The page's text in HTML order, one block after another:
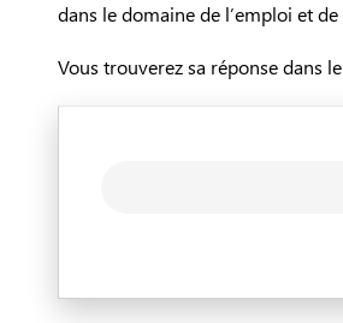
dans le domaine de l’emploi et
Vous trouverez sa réponse dans